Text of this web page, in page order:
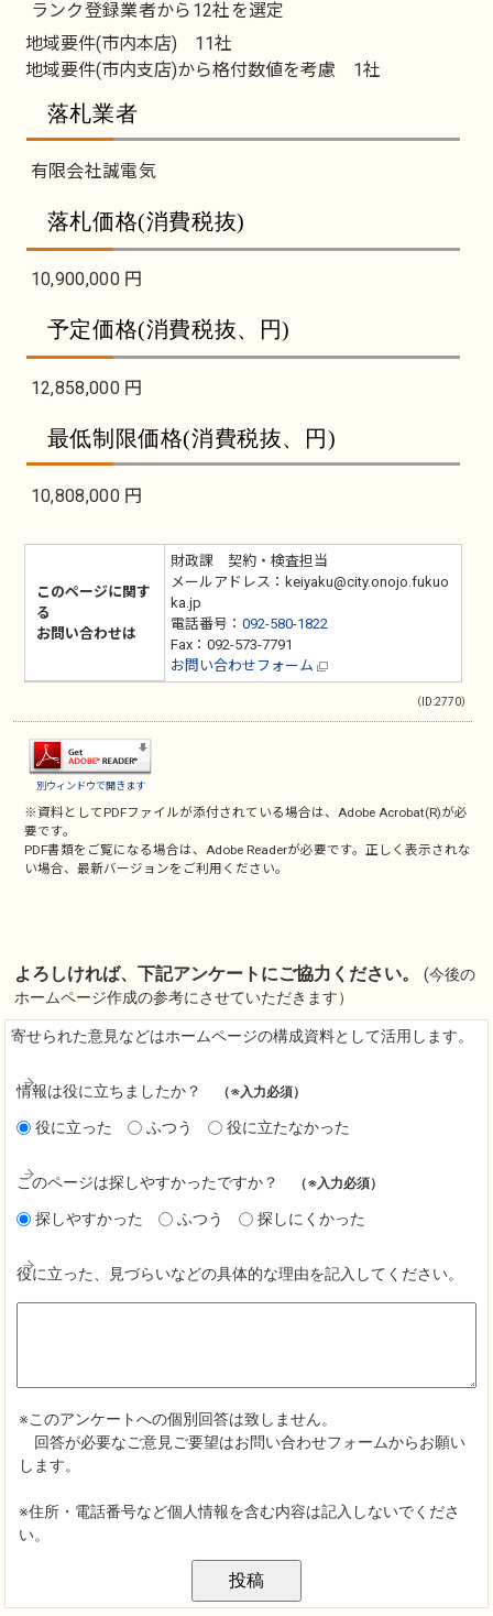
ランク登録業者から12社を選定
地域要件(市内本店) 11社
地域要件(市内支店)から格付数値を考慮 1社
落札業者
有限会社誠電気
落札価格(消費税抜)
10,900,000 円
予定価格(消費税抜、円)
12,858,000 円
最低制限価格(消費税抜、円)
10,808,000 円
このページに関す
る
お問い合わせは
財政課 契約・検査担当
メールアドレス：keiyaku@city.onojo.fukuo
ka.jp
電話番号： 092-580-1822
Fax：092-573-7791
お問い合わせフォーム
（ID:2770）
別ウィンドウで開きます
※資料としてPDFファイルが添付されている場合は、Adobe Acrobat(R)が必
要です。
PDF書類をご覧になる場合は、Adobe Readerが必要です。正しく表示されな
い場合、最新バージョンをご利用ください。